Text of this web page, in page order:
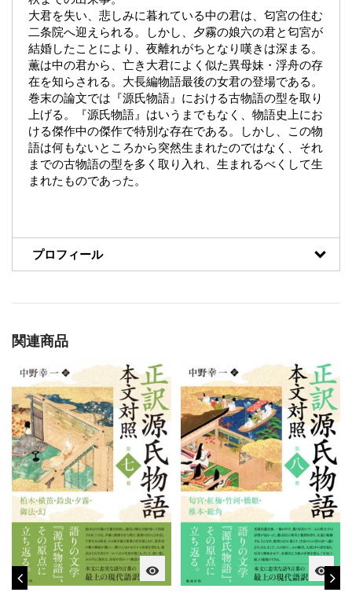
大君を失い、悲しみに暮れている中の君は、匂宮の住む
二条院へ迎えられる。しかし、夕霧の娘六の君と匂宮が
結婚したことにより、夜離れがちとなり嘆きは深まる。
薫は中の君から、亡き大君によく似た異母妹・浮舟の存
在を知らされる。大長編物語最後の女君の登場である。
巻末の論文では『源氏物語』における古物語の型を取り
上げる。『源氏物語』はいうまでもなく、物語史上にお
ける傑作中の傑作で特別な存在である。しかし、この物
語は何もないところから突然生まれたのではなく、それ
までの古物語の型を多く取り入れ、生まれるべくして生
まれたものであった。
プロフィール
関連商品
visibility visibility